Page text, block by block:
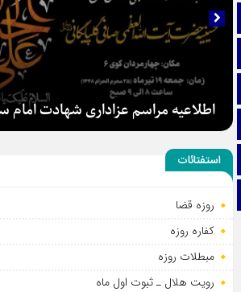
صفحه نخست
آپارات
اینستاگرام
اطلاعیه مراسم عزاداری شهادت امام
استفتائات
روزه قضا
کفاره روزه
مبطلات روزه
رویت هلال ـ ثبوت اول ماه